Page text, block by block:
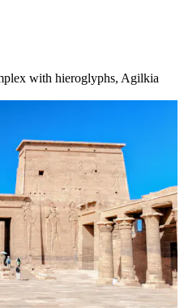
with hieroglyphs, Agilkia